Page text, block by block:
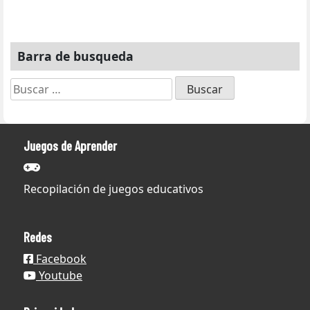
Barra de busqueda
Buscar:
Juegos de Aprender
Recopilación de juegos educativos
Redes
Facebook
Youtube